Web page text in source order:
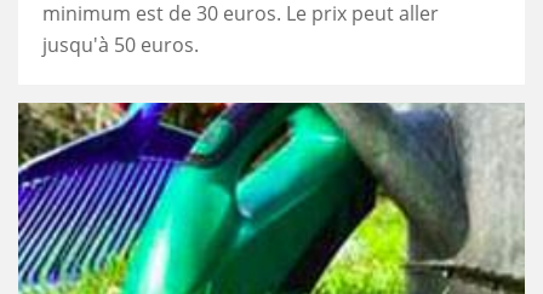
minimum est de 30 euros. Le prix peut aller
jusqu'à 50 euros.